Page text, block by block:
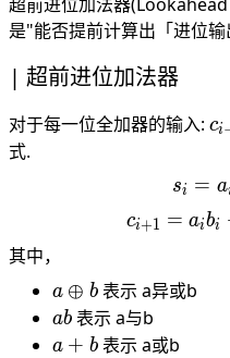
是"能否提前计算出「进位
超前进位加法器
对于每一位全加器的输入: ci
式.
si = a
ci+1 = aibi
其中，
a
\oplus
b
a ⊕ b表示 a异或b
ab
ab 表示 a与b
a+b
a + b表示 a或b